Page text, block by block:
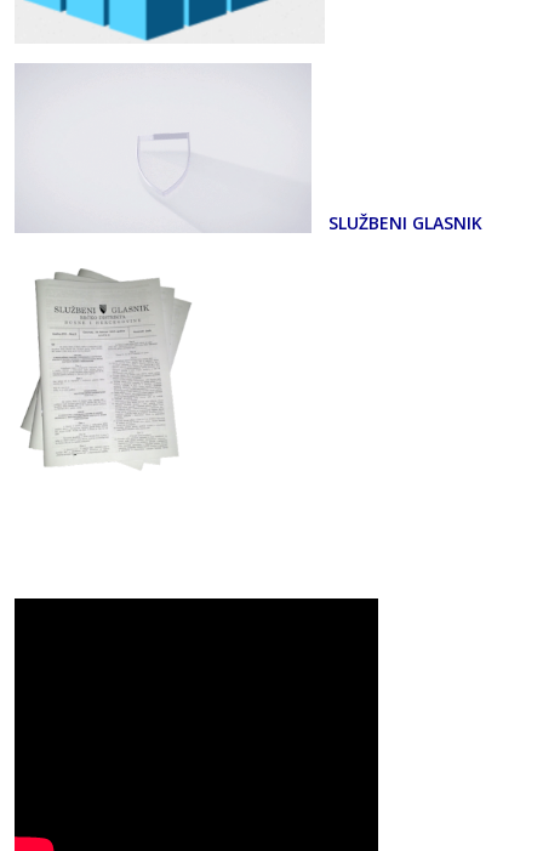
SLUŽBENI GLASNIK